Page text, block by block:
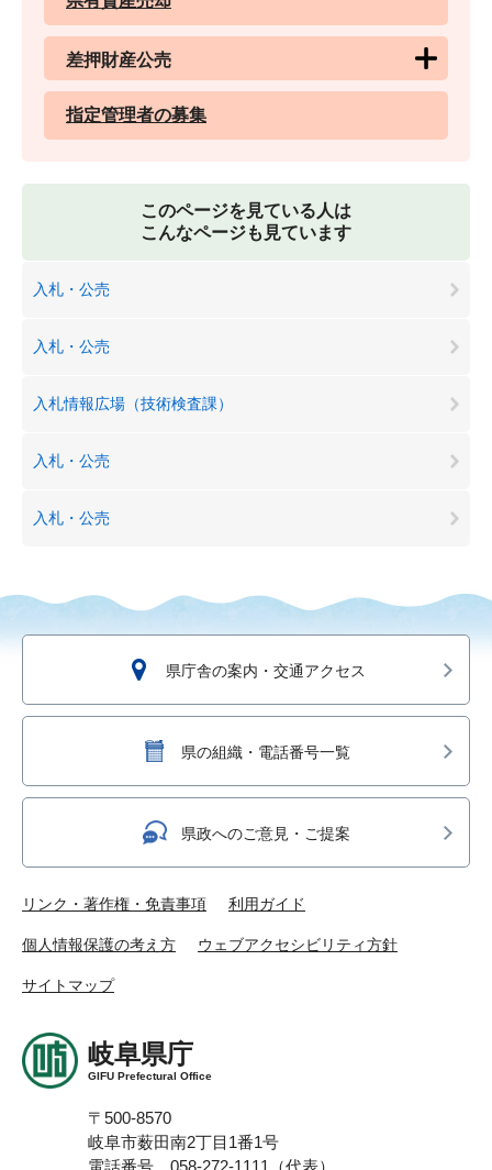
差押財産公売
指定管理者の募集
このページを見ている人は
こんなページも見ています
入札・公売
入札・公売
入札情報広場（技術検査課）
入札・公売
入札・公売
県庁舎の案内・交通アクセス
県の組織・電話番号一覧
県政へのご意見・ご提案
リンク・著作権・免責事項 利用ガイド
個人情報保護の考え方 ウェブアクセシビリティ方針
サイトマップ
岐阜県庁
GIFU Prefectural Office
〒500-8570
岐阜市薮田南2丁目1番1号
電話番号 058-272-1111（代表）